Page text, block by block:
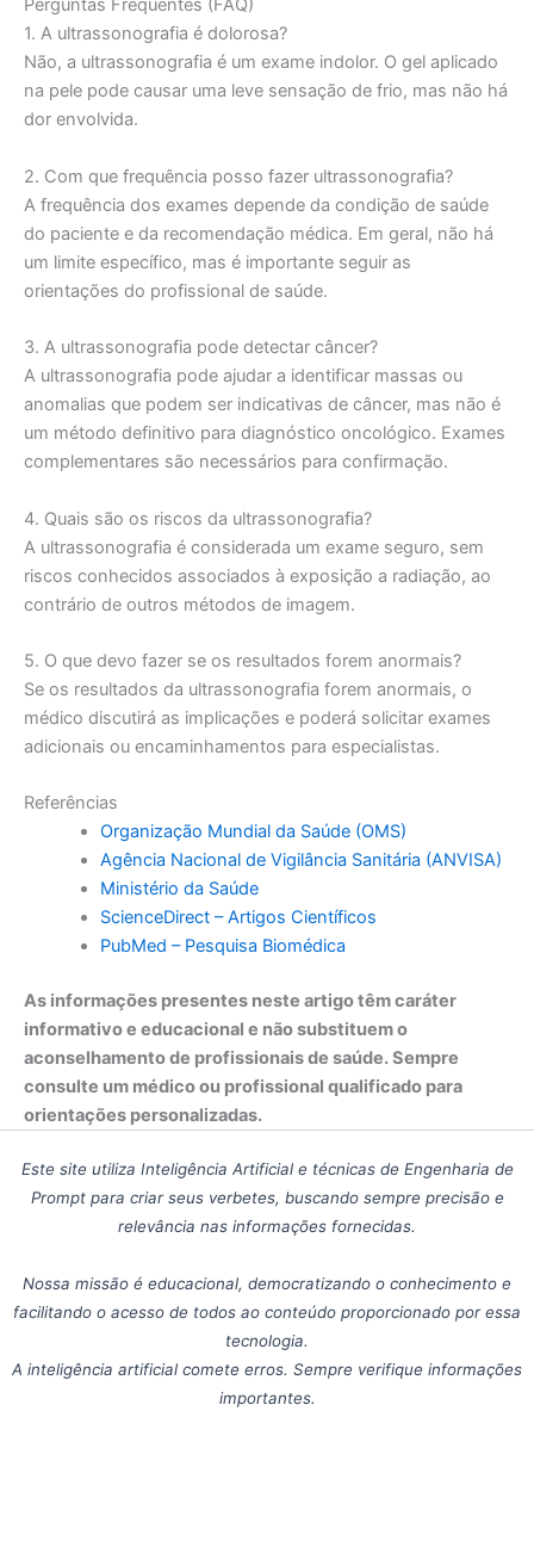
Perguntas Frequentes (FAQ)
1. A ultrassonografia é dolorosa?
Não, a ultrassonografia é um exame indolor. O gel aplicado
na pele pode causar uma leve sensação de frio, mas não há
dor envolvida.
2. Com que frequência posso fazer ultrassonografia?
A frequência dos exames depende da condição de saúde
do paciente e da recomendação médica. Em geral, não há
um limite específico, mas é importante seguir as
orientações do profissional de saúde.
3. A ultrassonografia pode detectar câncer?
A ultrassonografia pode ajudar a identificar massas ou
anomalias que podem ser indicativas de câncer, mas não é
um método definitivo para diagnóstico oncológico. Exames
complementares são necessários para confirmação.
4. Quais são os riscos da ultrassonografia?
A ultrassonografia é considerada um exame seguro, sem
riscos conhecidos associados à exposição a radiação, ao
contrário de outros métodos de imagem.
5. O que devo fazer se os resultados forem anormais?
Se os resultados da ultrassonografia forem anormais, o
médico discutirá as implicações e poderá solicitar exames
adicionais ou encaminhamentos para especialistas.
Referências
Organização Mundial da Saúde (OMS)
Agência Nacional de Vigilância Sanitária (ANVISA)
Ministério da Saúde
ScienceDirect – Artigos Científicos
PubMed – Pesquisa Biomédica
As informações presentes neste artigo têm caráter
informativo e educacional e não substituem o
aconselhamento de profissionais de saúde. Sempre
consulte um médico ou profissional qualificado para
orientações personalizadas.
Este site utiliza Inteligência Artificial e técnicas de Engenharia de
Prompt para criar seus verbetes, buscando sempre precisão e
relevância nas informações fornecidas.
Nossa missão é educacional, democratizando o conhecimento e
facilitando o acesso de todos ao conteúdo proporcionado por essa
tecnologia.
A inteligência artificial comete erros. Sempre verifique informações
importantes.